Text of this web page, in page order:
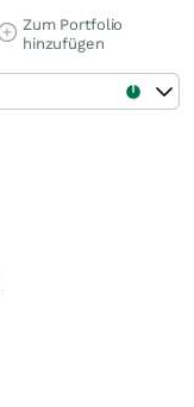
Zum Portfolio
hinzufügen